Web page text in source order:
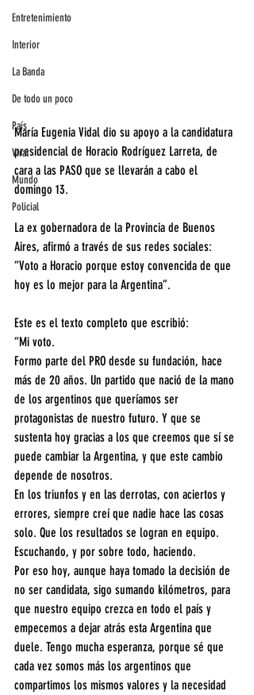
Entretenimiento
Interior
La Banda
De todo un poco
País
Viral
Mundo
Policial
María Eugenia Vidal dio su apoyo a la candidatura
presidencial de Horacio Rodríguez Larreta, de
cara a las PASO que se llevarán a cabo el
domingo 13.
La ex gobernadora de la Provincia de Buenos
Aires, afirmó a través de sus redes sociales:
“Voto a Horacio porque estoy convencida de que
hoy es lo mejor para la Argentina”.
Este es el texto completo que escribió:
“Mi voto.
Formo parte del PRO desde su fundación, hace
más de 20 años. Un partido que nació de la mano
de los argentinos que queríamos ser
protagonistas de nuestro futuro. Y que se
sustenta hoy gracias a los que creemos que sí se
puede cambiar la Argentina, y que este cambio
depende de nosotros.
En los triunfos y en las derrotas, con aciertos y
errores, siempre creí que nadie hace las cosas
solo. Que los resultados se logran en equipo.
Escuchando, y por sobre todo, haciendo.
Por eso hoy, aunque haya tomado la decisión de
no ser candidata, sigo sumando kilómetros, para
que nuestro equipo crezca en todo el país y
empecemos a dejar atrás esta Argentina que
duele. Tengo mucha esperanza, porque sé que
cada vez somos más los argentinos que
compartimos los mismos valores y la necesidad